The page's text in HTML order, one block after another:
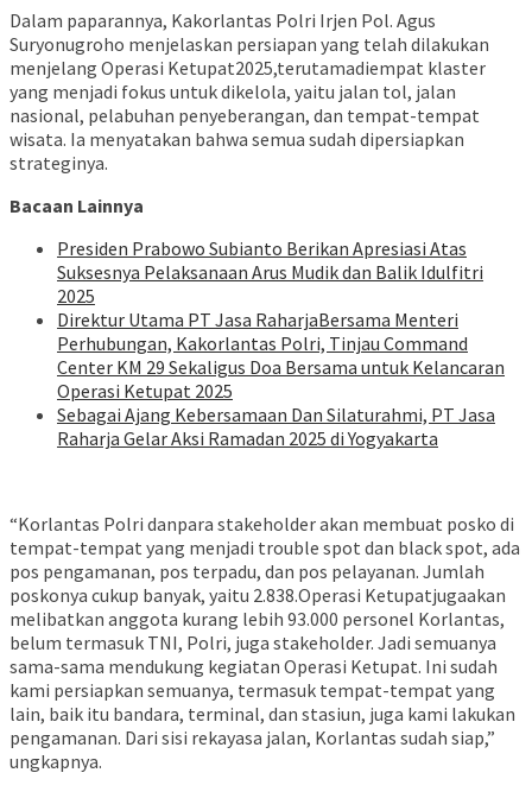
Dalam paparannya, Kakorlantas Polri Irjen Pol. Agus
Suryonugroho menjelaskan persiapan yang telah dilakukan
menjelang Operasi Ketupat2025,terutamadiempat klaster
yang menjadi fokus untuk dikelola, yaitu jalan tol, jalan
nasional, pelabuhan penyeberangan, dan tempat-tempat
wisata. Ia menyatakan bahwa semua sudah dipersiapkan
strateginya.
Bacaan Lainnya
Presiden Prabowo Subianto Berikan Apresiasi Atas
Suksesnya Pelaksanaan Arus Mudik dan Balik Idulfitri
2025
Direktur Utama PT Jasa RaharjaBersama Menteri
Perhubungan, Kakorlantas Polri, Tinjau Command
Center KM 29 Sekaligus Doa Bersama untuk Kelancaran
Operasi Ketupat 2025
Sebagai Ajang Kebersamaan Dan Silaturahmi, PT Jasa
Raharja Gelar Aksi Ramadan 2025 di Yogyakarta
“Korlantas Polri danpara stakeholder akan membuat posko di
tempat-tempat yang menjadi trouble spot dan black spot, ada
pos pengamanan, pos terpadu, dan pos pelayanan. Jumlah
poskonya cukup banyak, yaitu 2.838.Operasi Ketupatjugaakan
melibatkan anggota kurang lebih 93.000 personel Korlantas,
belum termasuk TNI, Polri, juga stakeholder. Jadi semuanya
sama-sama mendukung kegiatan Operasi Ketupat. Ini sudah
kami persiapkan semuanya, termasuk tempat-tempat yang
lain, baik itu bandara, terminal, dan stasiun, juga kami lakukan
pengamanan. Dari sisi rekayasa jalan, Korlantas sudah siap,”
ungkapnya.